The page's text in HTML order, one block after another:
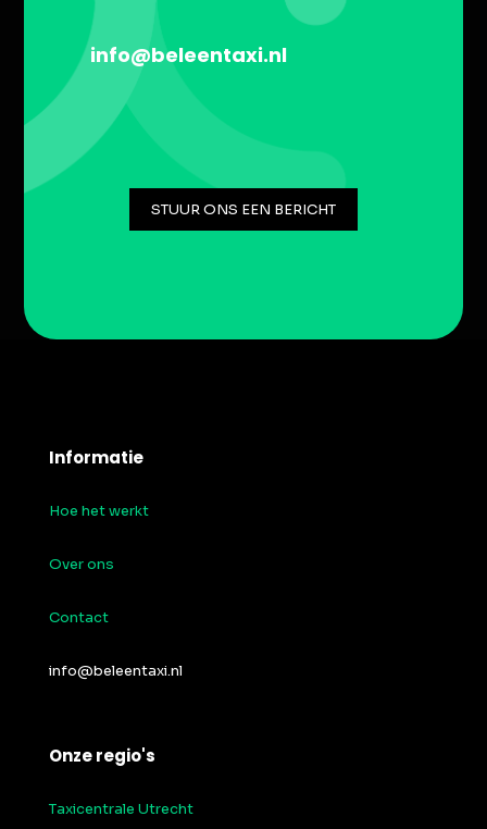
info@beleentaxi.nl
STUUR ONS EEN BERICHT
Informatie
Hoe het werkt
Over ons
Contact
info@beleentaxi.nl
Onze regio's
Taxicentrale Utrecht